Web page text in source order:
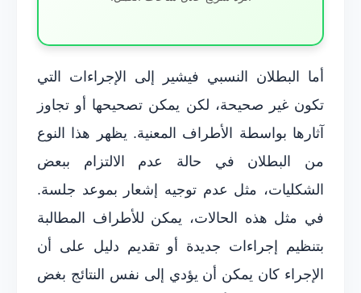
أما البطلان النسبي فيشير إلى الإجراءات التي
تكون غير صحيحة، لكن يمكن تصحيحها أو تجاوز
آثارها بواسطة الأطراف المعنية. يظهر هذا النوع
من البطلان في حالة عدم الالتزام ببعض
الشكليات، مثل عدم توجيه إشعار بموعد جلسة.
في مثل هذه الحالات، يمكن للأطراف المطالبة
بتنظيم إجراءات جديدة أو تقديم دليل على أن
الإجراء كان يمكن أن يؤدي إلى نفس النتائج بغض